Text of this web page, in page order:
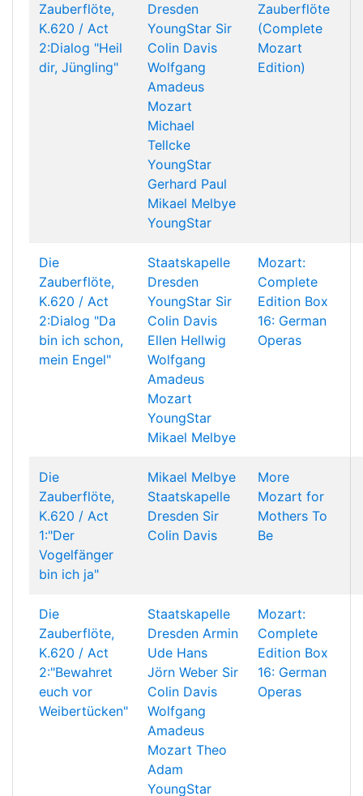
Zauberflöte,
K.620 / Act
2:Dialog "Heil
dir, Jüngling"
Dresden
YoungStar Sir
Colin Davis
Wolfgang
Amadeus
Mozart
Michael
Tellcke
YoungStar
Gerhard Paul
Mikael Melbye
YoungStar
Zauberflöte
(Complete
Mozart
Edition)
Die
Zauberflöte,
K.620 / Act
2:Dialog "Da
bin ich schon,
mein Engel"
Staatskapelle
Dresden
YoungStar Sir
Colin Davis
Ellen Hellwig
Wolfgang
Amadeus
Mozart
YoungStar
Mikael Melbye
Mozart:
Complete
Edition Box
16: German
Operas
Die
Zauberflöte,
K.620 / Act
1:"Der
Vogelfänger
bin ich ja"
Mikael Melbye
Staatskapelle
Dresden Sir
Colin Davis
More
Mozart for
Mothers To
Be
Die
Zauberflöte,
K.620 / Act
2:"Bewahret
euch vor
Weibertücken"
Staatskapelle
Dresden Armin
Ude Hans
Jörn Weber Sir
Colin Davis
Wolfgang
Amadeus
Mozart Theo
Adam
YoungStar
Mozart:
Complete
Edition Box
16: German
Operas